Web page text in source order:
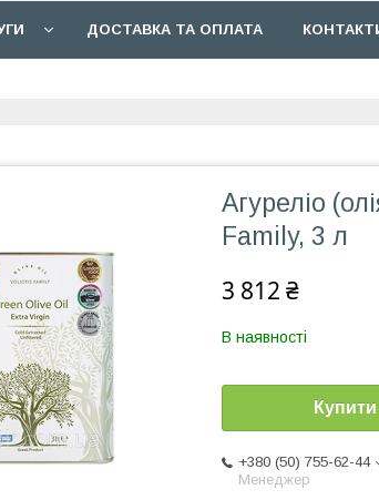
ДОСТАВКА ТА ОПЛАТА
Агуреліо
Family, 3 л
3 812 ₴
В наявності
Купити
+380 (50) 755-62-44
Менеджер